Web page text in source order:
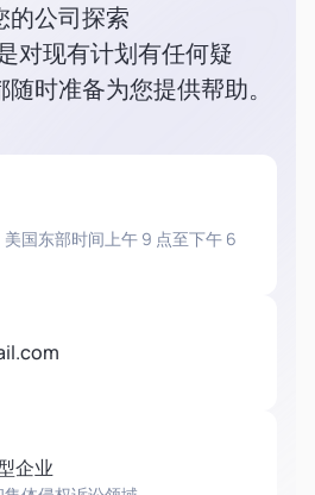
的公司探索
对现有计划有任何疑
时准备为您提供帮助。
国东部时间上午 9 点至下午 6
企业